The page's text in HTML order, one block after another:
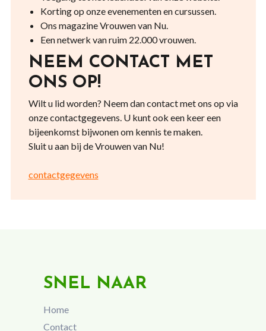
Korting op onze evenementen en cursussen.
Ons magazine Vrouwen van Nu.
Een netwerk van ruim 22.000 vrouwen.
NEEM CONTACT MET
ONS OP!
Wilt u lid worden? Neem dan contact met ons op via
onze contactgegevens. U kunt ook een keer een
bijeenkomst bijwonen om kennis te maken.
Sluit u aan bij de Vrouwen van Nu!
contactgegevens
SNEL NAAR
Home
Contact